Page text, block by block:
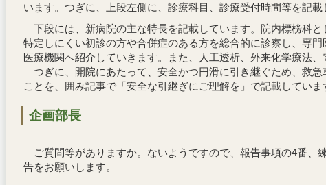
います。つぎに、上段左側に、診療科目、診療受付時間等を記載
下段には、新病院の主な特長を記載しています。院内標榜科
特定しにくい初診の方や合併症のある方を総合的に診察し、専
医療機関へ紹介していきます。また、人工透析、外来化学療法
つぎに、開院にあたって、安全かつ円滑に引き継ぐため、救
ことを、囲み記事で「安全な引継ぎにご理解を」で記載していま
企画部長
ご質問等がありますか。ないようですので、報告事項の4番、
告をお願いします。